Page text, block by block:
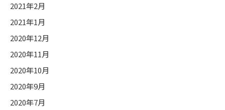
2021年2月
2021年1月
2020年12月
2020年11月
2020年10月
2020年9月
2020年7月